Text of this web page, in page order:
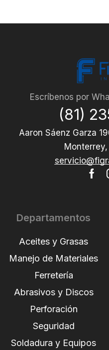
Escríbenos por
(81)
Aaron Sáenz Garza
Departamentos
Aceites y Grasas
Manejo de Materiales
Ferretería
Abrasivos y Discos
Perforación
Seguridad
Soldadura y Equipos